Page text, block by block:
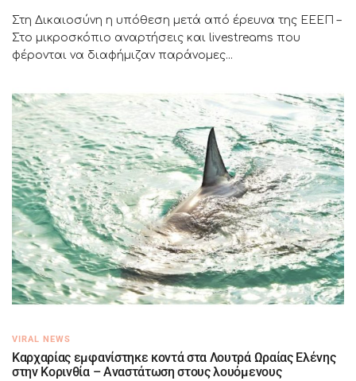
Στη Δικαιοσύνη η υπόθεση μετά από έρευνα της ΕΕΕΠ –
Στο μικροσκόπιο αναρτήσεις και livestreams που
φέρονται να διαφήμιζαν παράνομες...
VIRAL NEWS
Καρχαρίας εμφανίστηκε κοντά στα Λουτρά Ωραίας Ελένης
στην Κορινθία – Αναστάτωση στους λουόμενους